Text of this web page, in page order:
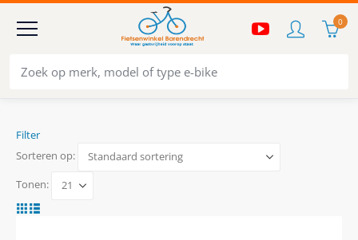
0
Filter
Sorteren op:
Tonen: